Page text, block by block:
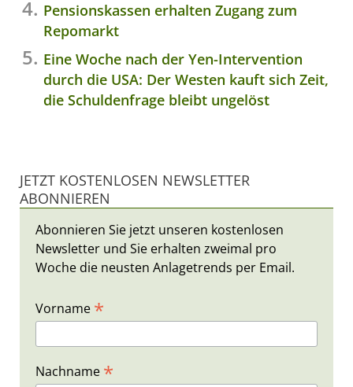
Pensionskassen erhalten Zugang zum
Repomarkt
Eine Woche nach der Yen-Intervention
durch die USA: Der Westen kauft sich Zeit,
die Schuldenfrage bleibt ungelöst
JETZT KOSTENLOSEN NEWSLETTER
ABONNIEREN
Abonnieren Sie jetzt unseren kostenlosen
Newsletter und Sie erhalten zweimal pro
Woche die neusten Anlagetrends per Email.
Vorname *
Nachname *